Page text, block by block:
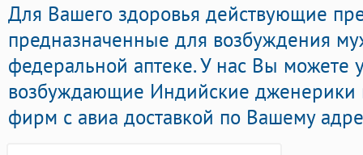
Для Вашего здоровья действующие
предназначенные для возбуждения
федеральной аптеке. У нас Вы можете
возбуждающие Индийские дженерики
фирм с авиа доставкой по Вашему